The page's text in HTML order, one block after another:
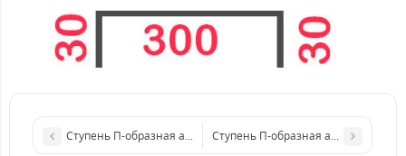
Ступень П-образная алюминиевая 1000x3 мм
Ступень П-образная алюминиевая